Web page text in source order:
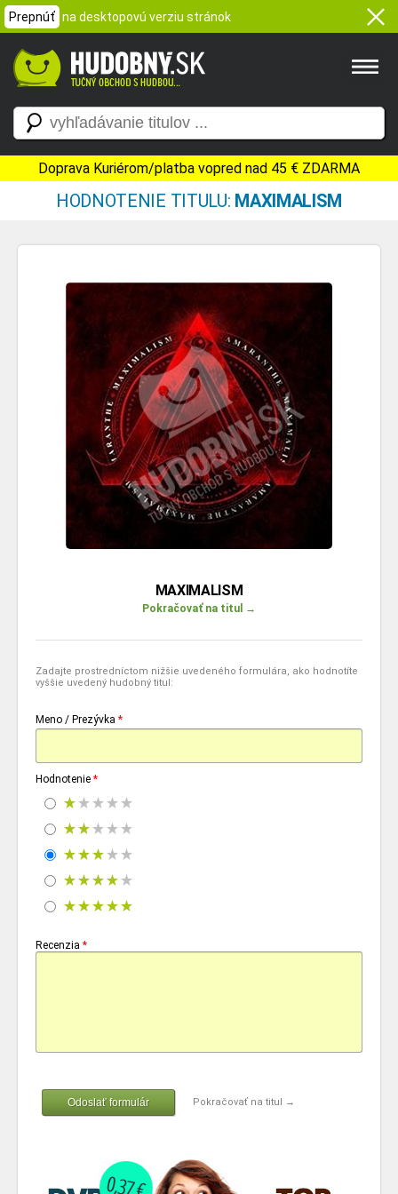
Prepnúť na desktopovú verziu stránok
Doprava Kuriérom/platba vopred nad 45 € ZDARMA
HODNOTENIE TITULU: MAXIMALISM
MAXIMALISM
Pokračovať na titul →
Zadajte prostredníctom nižšie uvedeného formulára, ako hodnotíte
vyššie uvedený hudobný titul:
Meno / Prezývka *
Hodnotenie *
Recenzia *
Odoslať formulár Pokračovať na titul →